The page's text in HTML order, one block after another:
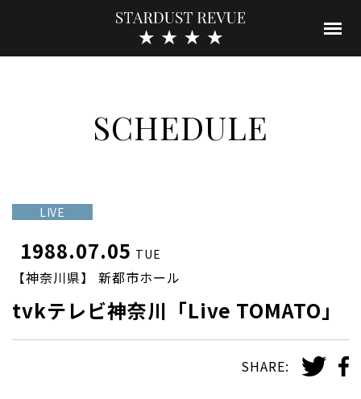
SCHEDULE
LIVE
1988.07.05 TUE
【神奈川県】 新都市ホール
tvkテレビ神奈川「Live TOMATO」
SHARE: